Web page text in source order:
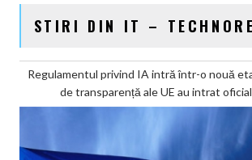
STIRI DIN IT –
Regulamentul privind IA intră într-o nouă
de transparență ale UE au intrat